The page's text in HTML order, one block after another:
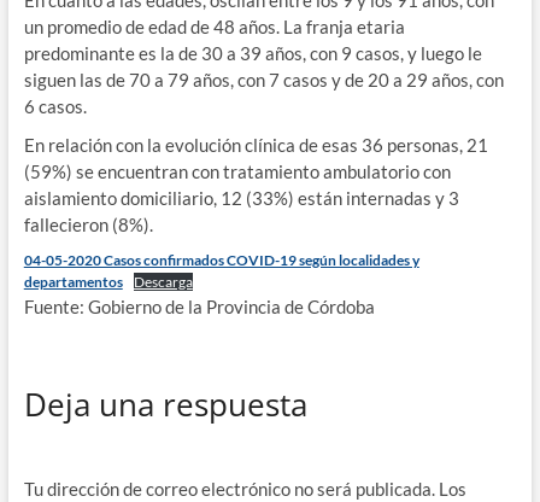
un promedio de edad de 48 años. La franja etaria
predominante es la de 30 a 39 años, con 9 casos, y luego le
siguen las de 70 a 79 años, con 7 casos y de 20 a 29 años, con
6 casos.
En relación con la evolución clínica de esas 36 personas, 21
(59%) se encuentran con tratamiento ambulatorio con
aislamiento domiciliario, 12 (33%) están internadas y 3
fallecieron (8%).
04-05-2020 Casos confirmados COVID-19 según localidades y
departamentos
Descarga
Fuente: Gobierno de la Provincia de Córdoba
Deja una respuesta
Tu dirección de correo electrónico no será publicada. Los